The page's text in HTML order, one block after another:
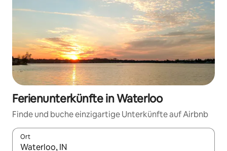
Ferienunterkünfte in Waterloo
Finde und buche einzigartige Unterkünfte auf Airbnb
Ort
Wenn Ergebnisse verfügbar sind, navigiere mit den